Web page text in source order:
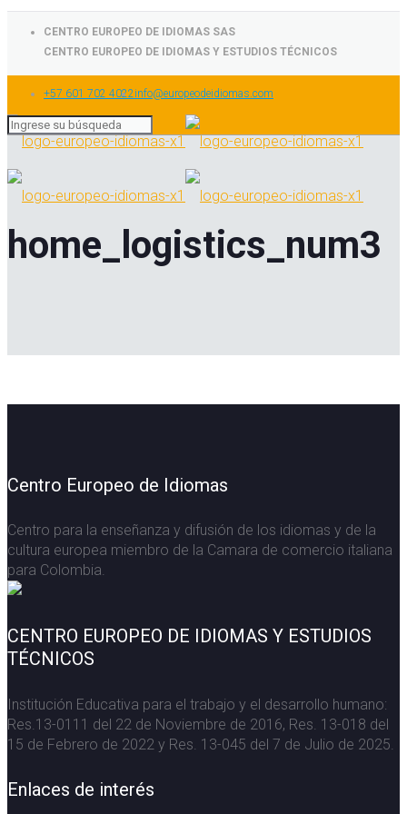
CENTRO EUROPEO DE IDIOMAS SAS
CENTRO EUROPEO DE IDIOMAS Y ESTUDIOS TÉCNICOS
+57 601 702 4022info@europeodeidiomas.com
home_logistics_num3
Centro Europeo de Idiomas
Centro para la enseñanza y difusión de los idiomas y de la
cultura europea miembro de la Camara de comercio italiana
para Colombia.
CENTRO EUROPEO DE IDIOMAS Y ESTUDIOS
TÉCNICOS
Institución Educativa para el trabajo y el desarrollo humano:
Res.13-0111 del 22 de Noviembre de 2016, Res. 13-018 del
15 de Febrero de 2022 y Res. 13-045 del 7 de Julio de 2025.
Enlaces de interés